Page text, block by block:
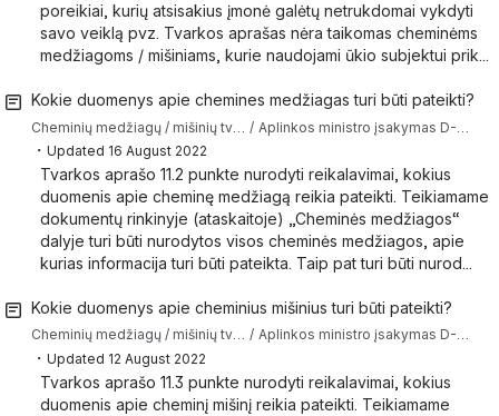
poreikiai, kurių atsisakius įmonė galėtų netrukdomai vykdyti
savo veiklą pvz. Tvarkos aprašas nėra taikomas cheminėms
medžiagoms / mišiniams, kurie naudojami ūkio subjektui prik...
Kokie duomenys apie chemines medžiagas turi būti pateikti?
・ Updated 16 August 2022
Tvarkos aprašo 11.2 punkte nurodyti reikalavimai, kokius
duomenis apie cheminę medžiagą reikia pateikti. Teikiamame
dokumentų rinkinyje (ataskaitoje) „Cheminės medžiagos“
dalyje turi būti nurodytos visos cheminės medžiagos, apie
kurias informacija turi būti pateikta. Taip pat turi būti nurod...
Kokie duomenys apie cheminius mišinius turi būti pateikti?
Cheminių medžiagų / mišinių tvarkymo klausimai Aplinkos ministro įsakymas D-146 (Tvarkos aprašas) pagal kurį reikia teikti duomenis ir informaciją apie chemines medžiagas ir cheminius mišinius į IS AIVIKS
・ Updated 12 August 2022
Tvarkos aprašo 11.3 punkte nurodyti reikalavimai, kokius
duomenis apie cheminį mišinį reikia pateikti. Teikiamame